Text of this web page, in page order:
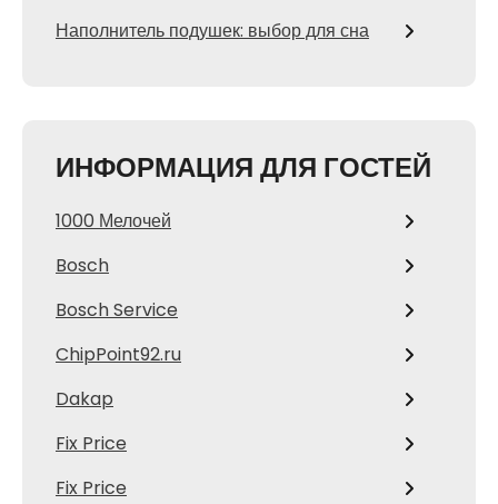
Наполнитель подушек: выбор для сна
ИНФОРМАЦИЯ ДЛЯ ГОСТЕЙ
1000 Мелочей
Bosch
Bosch Service
ChipPoint92.ru
Dakap
Fix Price
Fix Price